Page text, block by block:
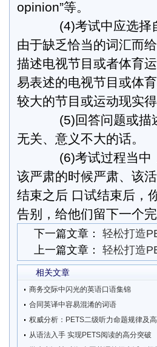
opinion”等。
(4)考试中应选择自
由于缺乏恰当的词汇而
描述电视节目或者体育
易表述的电视节目或体
较大的节目或运动现实得
(5)回答问题或描述
无关、意义不大的话。
(6)考试过程当中，
该严肃的时候严肃、该
结束之后 口试结束后，
告别，给他们留下一个完
下一篇文章： 轻松打造
上一篇文章： 轻松打造
相关文章
商务交际中闪光的英语口语集锦
合同英译中容易混淆的词语
权威分析：PETS二级听力命题规律及
从语法入手 实现PETS阅读的高分突破